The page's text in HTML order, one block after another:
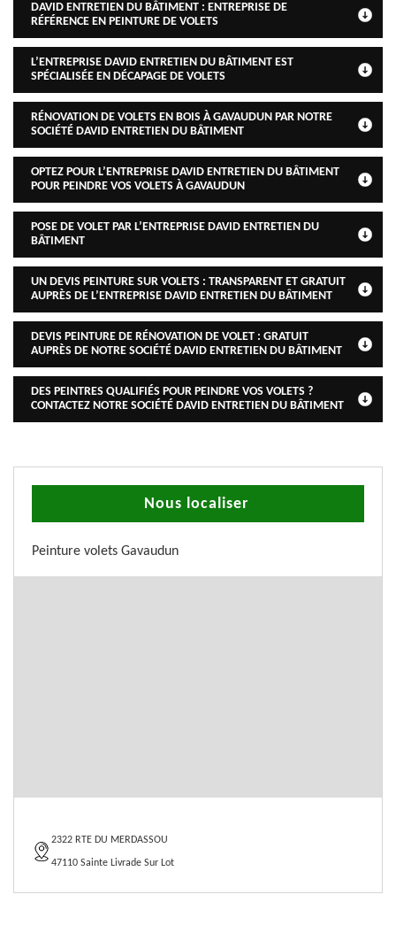
DAVID ENTRETIEN DU BÂTIMENT : ENTREPRISE DE
RÉFÉRENCE EN PEINTURE DE VOLETS
L’ENTREPRISE DAVID ENTRETIEN DU BÂTIMENT EST
SPÉCIALISÉE EN DÉCAPAGE DE VOLETS
RÉNOVATION DE VOLETS EN BOIS À GAVAUDUN PAR NOTRE
SOCIÉTÉ DAVID ENTRETIEN DU BÂTIMENT
OPTEZ POUR L’ENTREPRISE DAVID ENTRETIEN DU BÂTIMENT
POUR PEINDRE VOS VOLETS À GAVAUDUN
POSE DE VOLET PAR L’ENTREPRISE DAVID ENTRETIEN DU
BÂTIMENT
UN DEVIS PEINTURE SUR VOLETS : TRANSPARENT ET GRATUIT
AUPRÈS DE L’ENTREPRISE DAVID ENTRETIEN DU BÂTIMENT
DEVIS PEINTURE DE RÉNOVATION DE VOLET : GRATUIT
AUPRÈS DE NOTRE SOCIÉTÉ DAVID ENTRETIEN DU BÂTIMENT
DES PEINTRES QUALIFIÉS POUR PEINDRE VOS VOLETS ?
CONTACTEZ NOTRE SOCIÉTÉ DAVID ENTRETIEN DU BÂTIMENT
Nous localiser
Peinture volets Gavaudun
2322 RTE DU MERDASSOU
47110 Sainte Livrade Sur Lot